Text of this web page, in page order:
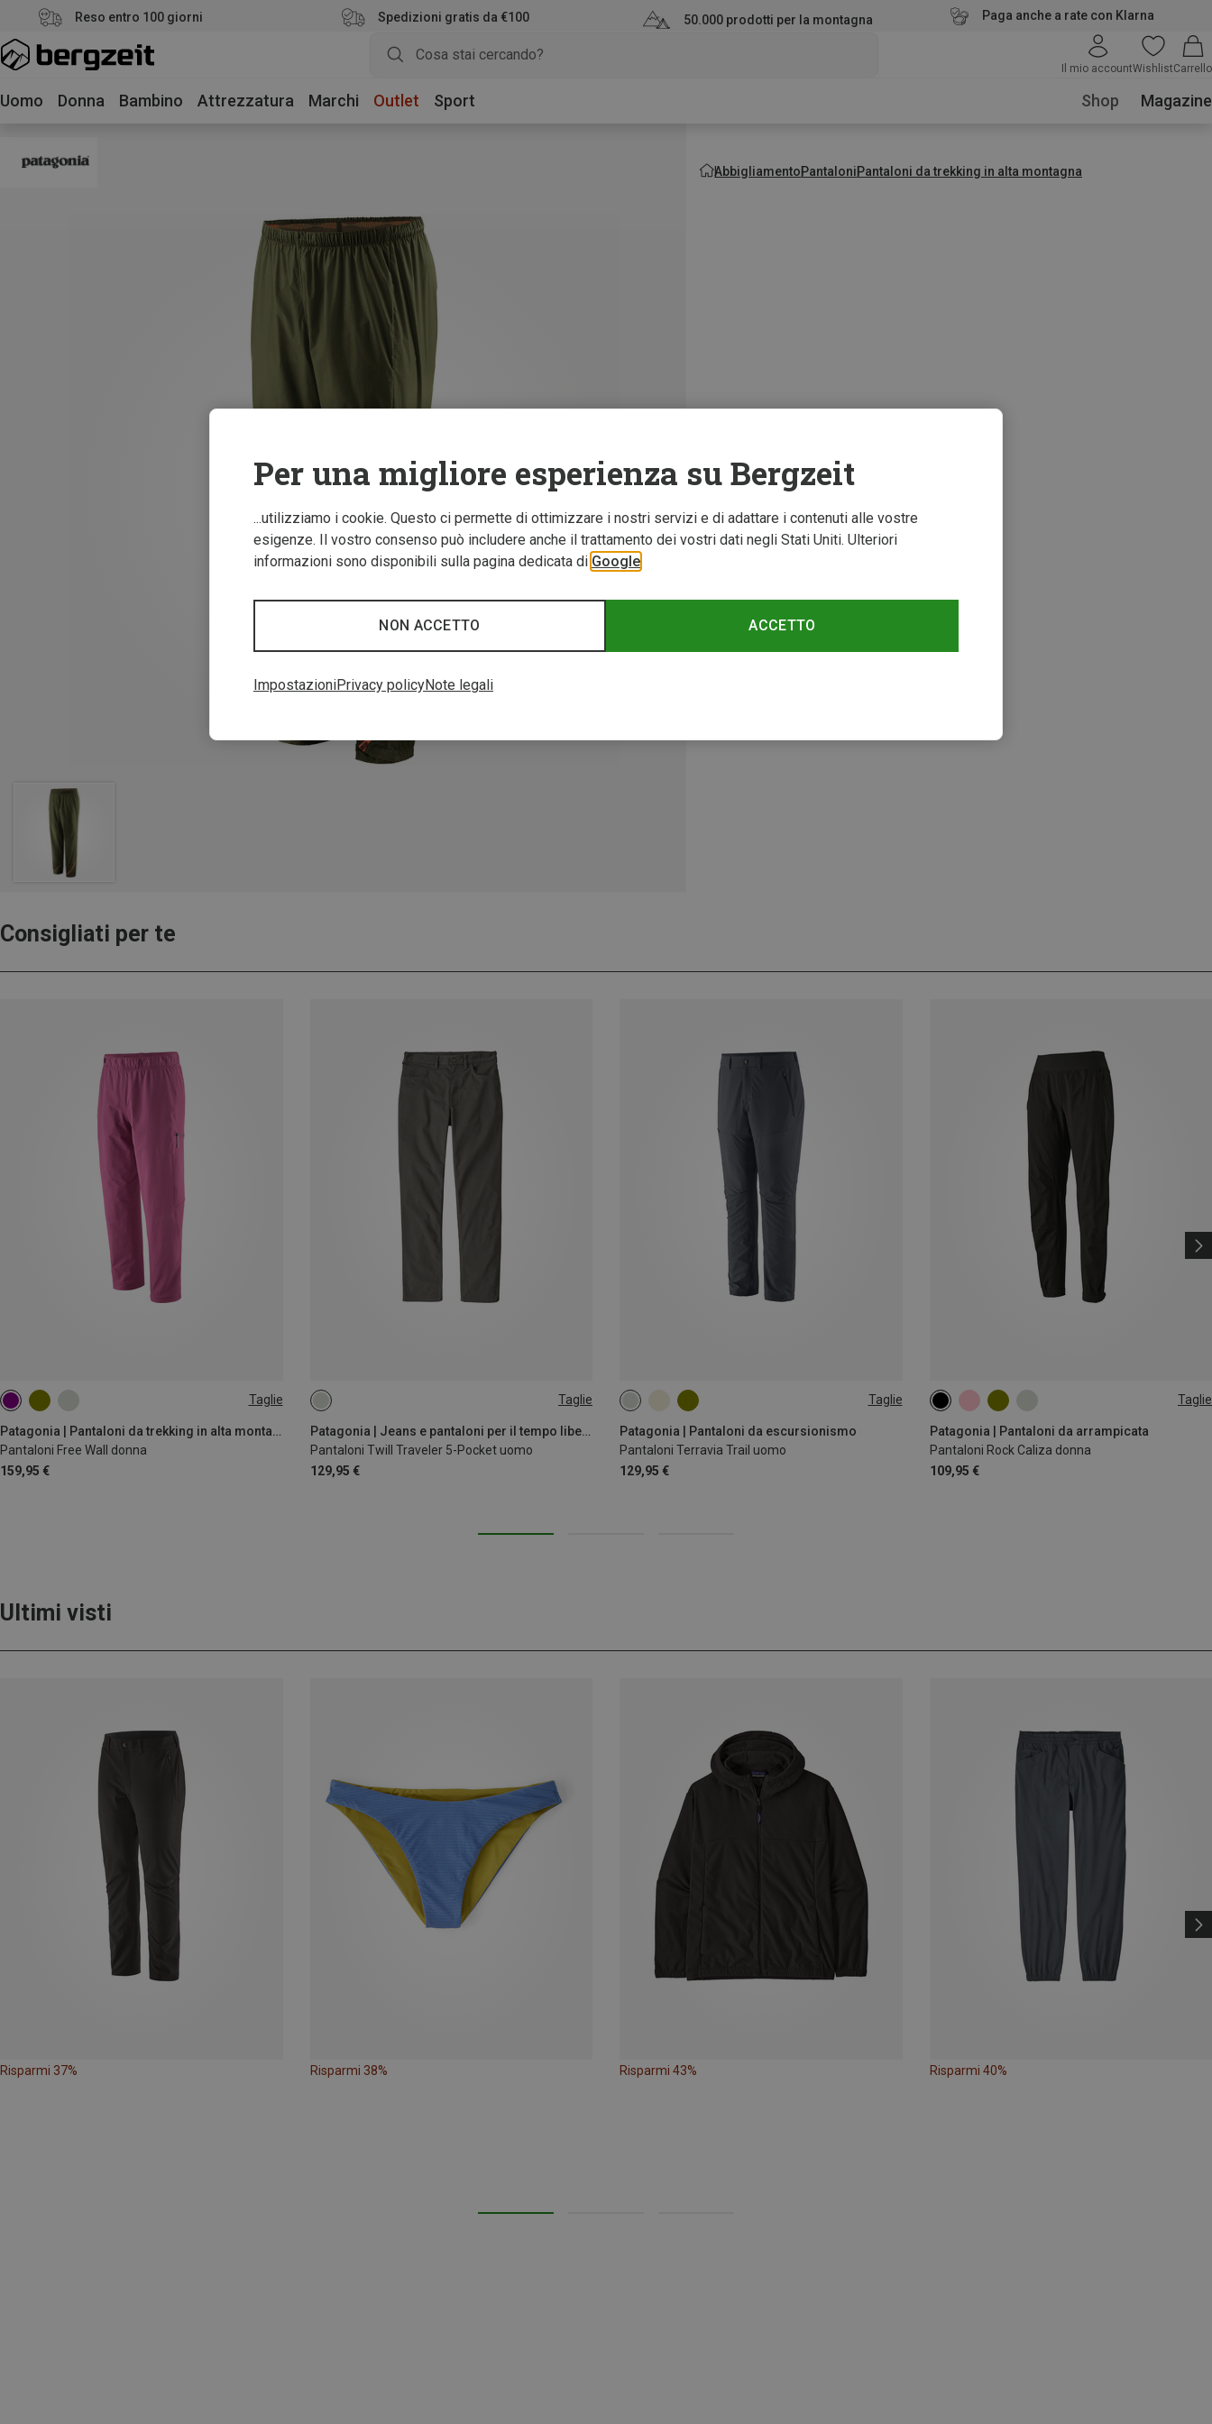
Reso entro 100 giorni Spedizioni gratis da €100 50.000 prodotti per la montagna Paga anche a rate con Klarna
Il mio accountWishlistCarrello
Uomo Donna Bambino Attrezzatura Marchi Outlet Sport Shop Magazine
AbbigliamentoPantaloniPantaloni da trekking in alta montagna
Consigliati per te
Taglie
Patagonia | Pantaloni da trekking in alta montagna
Pantaloni Free Wall donna
159,95 €
XS S Taglie
Patagonia | Jeans e pantaloni per il tempo libero
Pantaloni Twill Traveler 5-Pocket uomo
129,95 €
L Taglie
Patagonia | Pantaloni da escursionismo
Pantaloni Terravia Trail uomo
129,95 €
Taglie
Patagonia | Pantaloni da arrampicata
Pantaloni Rock Caliza donna
109,95 €
Ultimi visti
Risparmi 37% Risparmi 38% Risparmi 43% Risparmi 40%
Per una migliore esperienza su Bergzeit
...utilizziamo i cookie. Questo ci permette di ottimizzare i nostri servizi e di adattare i contenuti alle vostre
esigenze. Il vostro consenso può includere anche il trattamento dei vostri dati negli Stati Uniti. Ulteriori
informazioni sono disponibili sulla pagina dedicata di Google
ACCETTO
NON ACCETTO
ImpostazioniPrivacy policyNote legali